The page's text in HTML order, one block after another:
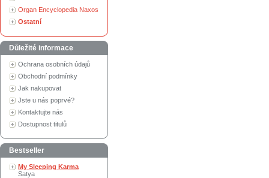
Organ Encyclopedia Naxos
Ostatní
Důležité informace
Ochrana osobních údajů
Obchodní podmínky
Jak nakupovat
Jste u nás poprvé?
Kontaktujte nás
Dostupnost titulů
Bestseller
My Sleeping Karma
Satya